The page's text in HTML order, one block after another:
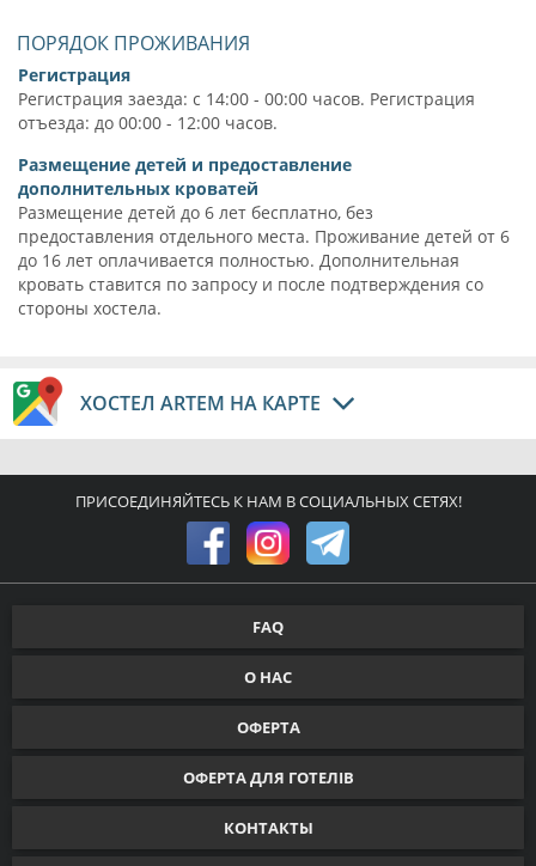
ПОРЯДОК ПРОЖИВАНИЯ
Регистрация
Регистрация заезда: с 14:00 - 00:00 часов. Регистрация
отъезда: до 00:00 - 12:00 часов.
Размещение детей и предоставление
дополнительных кроватей
Размещение детей до 6 лет бесплатно, без
предоставления отдельного места. Проживание детей от 6
до 16 лет оплачивается полностью. Дополнительная
кровать ставится по запросу и после подтверждения со
стороны хостела.
ХОСТЕЛ ARTEM НА КАРТЕ
ПРИСОЕДИНЯЙТЕСЬ К НАМ В СОЦИАЛЬНЫХ СЕТЯХ!
FAQ
О НАС
ОФЕРТА
ОФЕРТА ДЛЯ ГОТЕЛІВ
КОНТАКТЫ